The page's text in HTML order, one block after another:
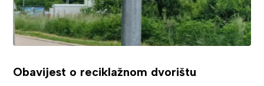
Obavijest o reciklažnom dvorištu